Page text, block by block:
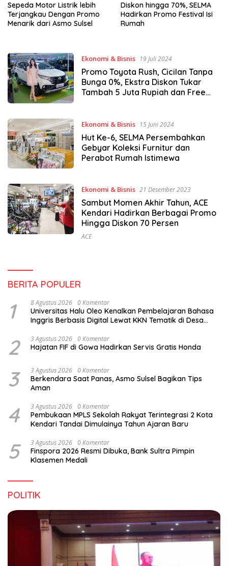
Sepeda Motor Listrik lebih
Terjangkau Dengan Promo
Menarik dari Asmo Sulsel
Diskon hingga 70%, SELMA
Hadirkan Promo Festival Isi
Rumah
Ekonomi & Bisnis 19 Juli 2024
Promo Toyota Rush, Cicilan Tanpa
Bunga 0%, Ekstra Diskon Tukar
Tambah 5 Juta Rupiah dan Free
Ekonomi & Bisnis 15 Juni 2024
Hut Ke-6, SELMA Persembahkan
Gebyar Koleksi Furnitur dan
Perabot Rumah Istimewa
Ekonomi & Bisnis 21 Desember 2023
Sambut Momen Akhir Tahun, ACE
Kendari Hadirkan Berbagai Promo
Hingga Diskon 70 Persen
ACE
BERITA POPULER
1 8 Agustus 2026 0 Komentar
Universitas Halu Oleo Kenalkan Pembelajaran Bahasa
Inggris Berbasis Digital Lewat KKN Tematik di Desa
2 3 Agustus 2026 0 Komentar
Hajatan FIF di Gowa Hadirkan Servis Gratis Honda
3 3 Agustus 2026 0 Komentar
Berkendara Saat Panas, Asmo Sulsel Bagikan Tips
Aman
4 3 Agustus 2026 0 Komentar
Pembukaan MPLS Sekolah Rakyat Terintegrasi 2 Kota
Kendari Tandai Dimulainya Tahun Ajaran Baru
5 3 Agustus 2026 0 Komentar
Finspora 2026 Resmi Dibuka, Bank Sultra Pimpin
Klasemen Medali
POLITIK